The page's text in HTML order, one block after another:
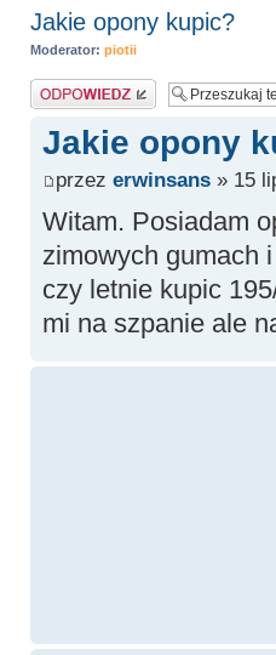
Jakie opony kupic?
Moderator: piotii
Odpowiedz
Jakie opony
przez erwinsans» 15
Witam. Posiadam
zimowych gumach
czy letnie kupic
mi na szpanie ale